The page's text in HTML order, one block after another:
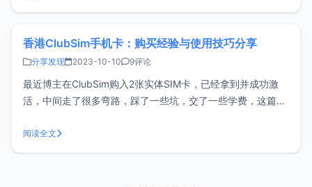
流量，性价比极高。准备工作一台支持eSIM的手机，博主使
香港ClubSim手机卡：购买经验与使用技巧分享
分享发现 2023-10-10 9评论
最近博主在ClubSim购入2张实体SIM卡，已经拿到并成功激
活，中间走了很多弯路，踩了一些坑，交了一些学费，这篇文
港SIM卡的朋友可以参考。香港SIM卡有什么用途？可注册国
外各种服务方便在香港上网和接打电话可注册必须香港手机号
阅读全文